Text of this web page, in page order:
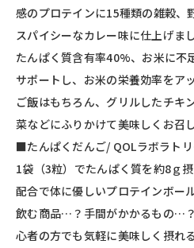
感のプロテインに15種類の雑穀、
スパイシーなカレー味に仕上げまし
たんぱく質含有率40%、お米に不
サポートし、お米の栄養効率をア
ご飯はもちろん、グリルしたチキ
菜などにふりかけて美味しくお召
■たんぱくだんご/ QOLラボラト
1袋（3粒）でたんぱく質を約8ｇ
配合で体に優しいプロテインボー
飲む商品…？手間がかかるもの…
心者の方でも気軽に美味しく摂れ